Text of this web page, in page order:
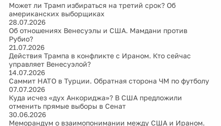
Может ли Трамп избираться на третий срок? Об
американских выборщиках
28.07.2026
Об отношениях Венесуэлы и США. Мамдани против
Рубио?
21.07.2026
Действия Трампа в конфликте с Ираном. Кто сейчас
управляет Венесуэлой?
14.07.2026
Саммит НАТО в Турции. Обратная сторона ЧМ по футболу
07.07.2026
Куда исчез «дух Анкориджа»? В США предложили
отменить прямые выборы в Сенат
30.06.2026
Меморандум о взаимопонимании между США и Ираном.